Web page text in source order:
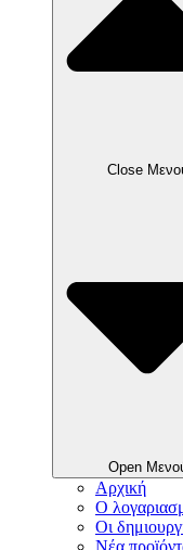
Close
Open
Αρχική
Ο
Οι